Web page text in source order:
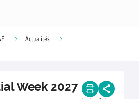
Actualités
Week 2027